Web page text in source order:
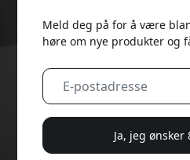
Meld deg på for å være
høre om nye produkter og
Ja, jeg ønsker